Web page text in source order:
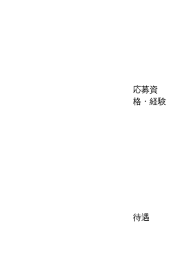
応募資
格・経験
待遇